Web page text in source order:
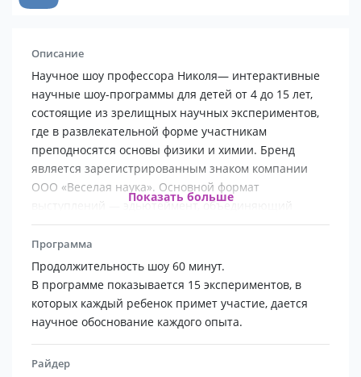
Описание
Научное шоу профессора Николя— интерактивные
научные шоу-программы для детей от 4 до 15 лет,
состоящие из зрелищных научных экспериментов,
где в развлекательной форме участникам
преподносятся основы физики и химии. Бренд
является зарегистрированным знаком компании
ООО «Веселая наука». Основной формат
выступлений — эдьютеймент, объединяющий
познавательный и обучающий процессы и
элементы игры. Головной офис находится в Москве.
Год основания — 2010. На текущий момент в
крупнейших городах страны действуют 63
представительств компании в 4 странах мира;
проведено около 40000 научных шоу.
Показать больше
Программа
Продолжительность шоу 60 минут.
В программе показывается 15 экспериментов, в
которых каждый ребенок примет участие, дается
научное обоснование каждого опыта.
Райдер